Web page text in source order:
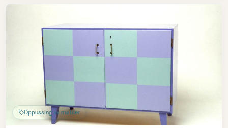
Oppussing av møbler